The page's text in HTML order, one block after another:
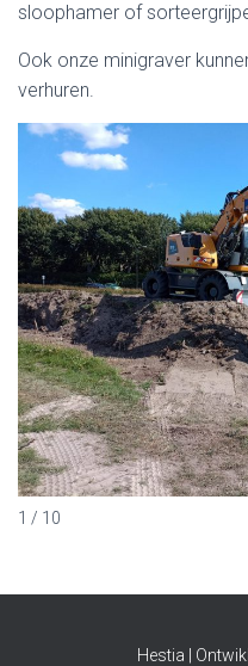
sloophamer of
Ook onze minigraver
verhuren.
1 / 10
Hestia |